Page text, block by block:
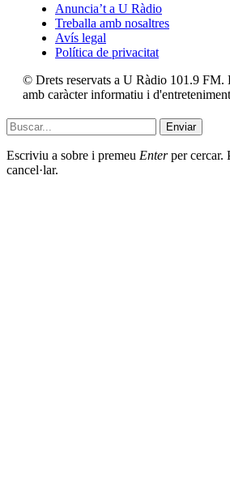
Anuncia’t a U Ràdio
Treballa amb nosaltres
Avís legal
Política de privacitat
© Drets reservats a U Ràdio 101.9 FM.
amb caràcter informatiu i
Enviar
Escriviu a sobre i premeu Enterper cercar.
cancel·lar.